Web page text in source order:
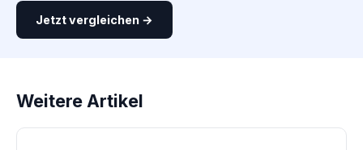
Jetzt vergleichen →
Weitere Artikel